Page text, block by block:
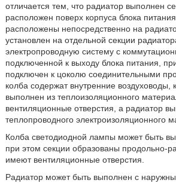
отличается тем, что радиатор выполнен
расположен поверх корпуса блока
расположены непосредственно на
установлен на отдельной секции
электропроводную систему с
подключенной к выходу блока питания,
подключен к цоколю соединительными
колба содержат внутренние воздуховоды,
выполнен из теплоизоляционного
вентиляционные отверстия, а радиатор
теплопроводного электроизоляционного
Колба светодиодной лампы может быть
при этом секции образованы продольно-
имеют вентиляционные отверстия.
Радиатор может быть выполнен с